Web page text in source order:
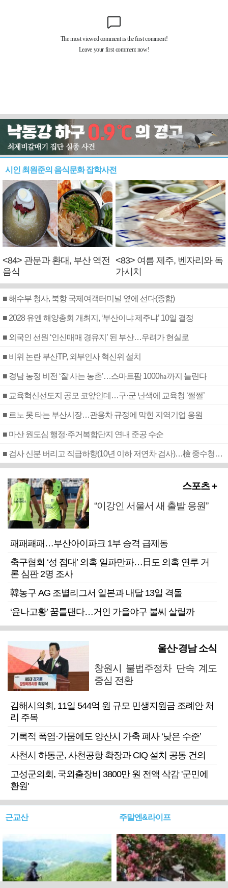
시인 최원준의 음식문화 잡학사전
<84> 관문과 환대, 부산 역전
음식
<83> 여름 제주, 벤자리와 독
가시치
■ 해수부 청사, 북항 국제여객터미널 옆에 선다(종합)
■ 2028 유엔 해양총회 개최지, ‘부산이냐 제주냐’ 10일 결정
■ 외국인 선원 ‘인신매매 경유지’ 된 부산…우려가 현실로
■ 비위 논란 부산TP, 외부인사 혁신위 설치
■ 경남 농정 비전 ‘잘 사는 농촌’…스마트팜 1000㏊까지 늘린다
■ 교육혁신선도지 공모 코앞인데…구·군 난색에 교육청 ‘쩔쩔’
■ 르노 못 타는 부산시장…관용차 규정에 막힌 지역기업 응원
■ 마산 원도심 행정·주거복합단지 연내 준공 수순
■ 검사 신분 버리고 직급하향(10년 이하 저연차 검사)…檢 중수청행 기피
스포츠 +
“이강인 서울서 새 출발 응원”
패패패패…부산아이파크 1부 승격 급제동
축구협회 ‘성 접대’ 의혹 일파만파…日도 의혹 연루 거
론 심판 2명 조사
韓농구 AG 조별리그서 일본과 내달 13일 격돌
‘윤나고황’ 꿈틀댄다…거인 가을야구 불씨 살릴까
울산·경남 소식
창원시 불법주정차 단속 계도
중심 전환
김해시의회, 11일 544억 원 규모 민생지원금 조례안 처
리 주목
기록적 폭염·가뭄에도 양산시 가축 폐사 ‘낮은 수준’
사천시 하동군, 사천공항 확장과 CIQ 설치 공동 건의
고성군의회, 국외출장비 3800만 원 전액 삭감 '군민에
환원'
근교산 주말엔&라이프